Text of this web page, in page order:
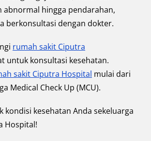
abnormal hingga pendarahan,
berkonsultasi dengan dokter.
rumah sakit Ciputra
untuk konsultasi kesehatan.
sakit Ciputra Hospital mulai dari
Medical Check Up (MCU).
kondisi kesehatan Anda sekeluarga
Hospital!